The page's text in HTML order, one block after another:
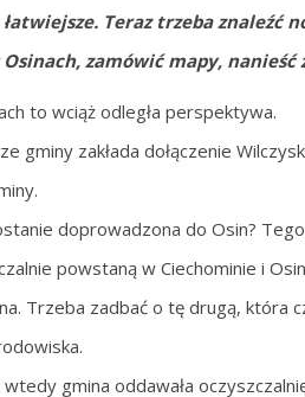
Teraz trzeba znaleźć
Osinach, zamówić mapy,
to wciąż odległa perspektywa.
gminy zakłada dołączenie
doprowadzona do Osin?
powstaną w Ciechominie i
Trzeba zadbać o tę drugą, która
gmina oddawała